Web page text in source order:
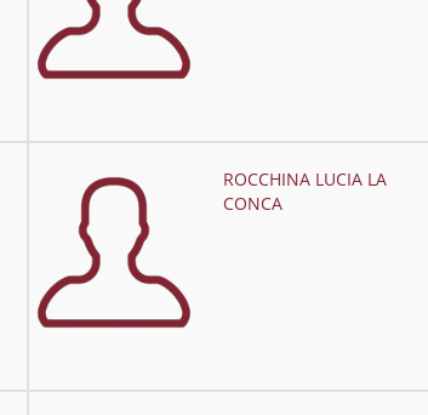
ROCCHINA LUCIA LA
CONCA